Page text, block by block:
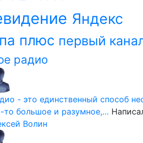
Яндекс
плюс первый
радио
- это единственный способ
то большое и разумное,…
Волин